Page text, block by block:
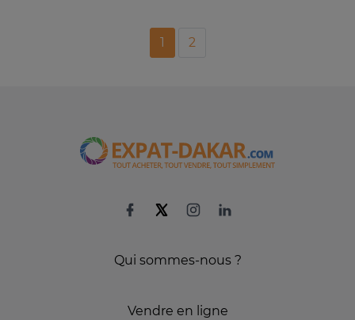
1 2
Qui sommes-nous ?
Vendre en ligne